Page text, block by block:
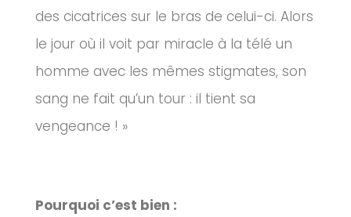
des cicatrices sur le bras de celui-ci. Alors
le jour où il voit par miracle à la télé un
homme avec les mêmes stigmates, son
sang ne fait qu’un tour : il tient sa
vengeance ! »
Pourquoi c’est bien :